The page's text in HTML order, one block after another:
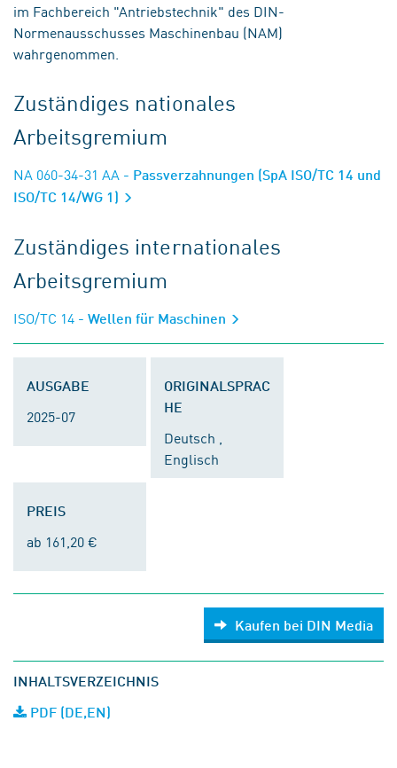
im Fachbereich "Antriebstechnik" des DIN-
Normenausschusses Maschinenbau (NAM)
wahrgenommen.
Zuständiges nationales
Arbeitsgremium
NA 060-34-31 AA - Passverzahnungen (SpA ISO/TC 14 und
ISO/TC 14/WG 1)
Zuständiges internationales
Arbeitsgremium
ISO/TC 14 - Wellen für Maschinen
AUSGABE
2025-07
ORIGINALSPRAC
HE
Deutsch ,
Englisch
PREIS
ab 161,20 €
Kaufen bei DIN Media
INHALTSVERZEICHNIS
PDF (DE,EN)